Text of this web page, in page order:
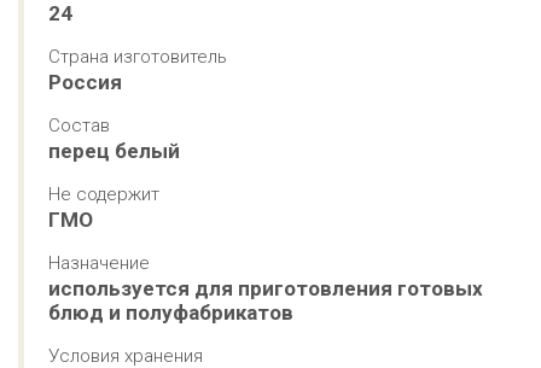
24
Страна изготовитель
Россия
Состав
перец белый
Не содержит
ГМО
Назначение
используется для приготовления готовых
блюд и полуфабрикатов
Условия хранения